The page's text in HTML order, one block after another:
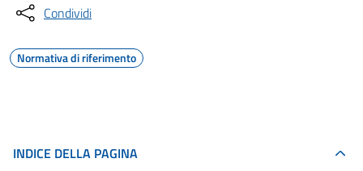
Condividi
Normativa di riferimento
INDICE DELLA PAGINA